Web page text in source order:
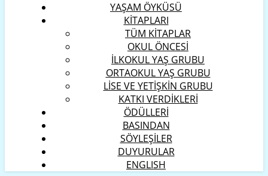
YAŞAM ÖYKÜSÜ
KİTAPLARI
TÜM KİTAPLAR
OKUL ÖNCESİ
İLKOKUL YAŞ GRUBU
ORTAOKUL YAŞ GRUBU
LİSE VE YETİŞKİN GRUBU
KATKI VERDİKLERİ
ÖDÜLLERİ
BASINDAN
SÖYLEŞİLER
DUYURULAR
ENGLISH